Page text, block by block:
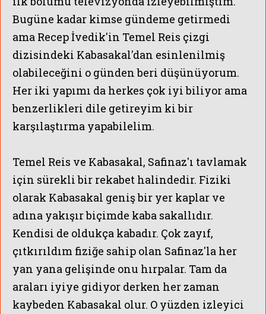
Bugüne kadar kimse gündeme getirmedi
ama Recep İvedik'in Temel Reis çizgi
dizisindeki Kabasakal'dan esinlenilmiş
olabileceğini o günden beri düşünüyorum.
Her iki yapımı da herkes çok iyi biliyor ama
benzerlikleri dile getireyim ki bir
karşılaştırma yapabilelim.
Temel Reis ve Kabasakal, Safinaz'ı tavlamak
için sürekli bir rekabet halindedir. Fiziki
olarak Kabasakal geniş bir yer kaplar ve
adına yakışır biçimde kaba sakallıdır.
Kendisi de oldukça kabadır. Çok zayıf,
çıtkırıldım fiziğe sahip olan Safinaz'la her
yan yana gelişinde onu hırpalar. Tam da
araları iyiye gidiyor derken her zaman
kaybeden Kabasakal olur. O yüzden izleyici